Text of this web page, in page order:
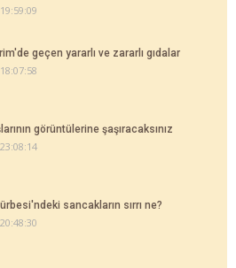
geçen yararlı ve zararlı gıdalar
görüntülerine şaşıracaksınız
sancakların sırrı ne?